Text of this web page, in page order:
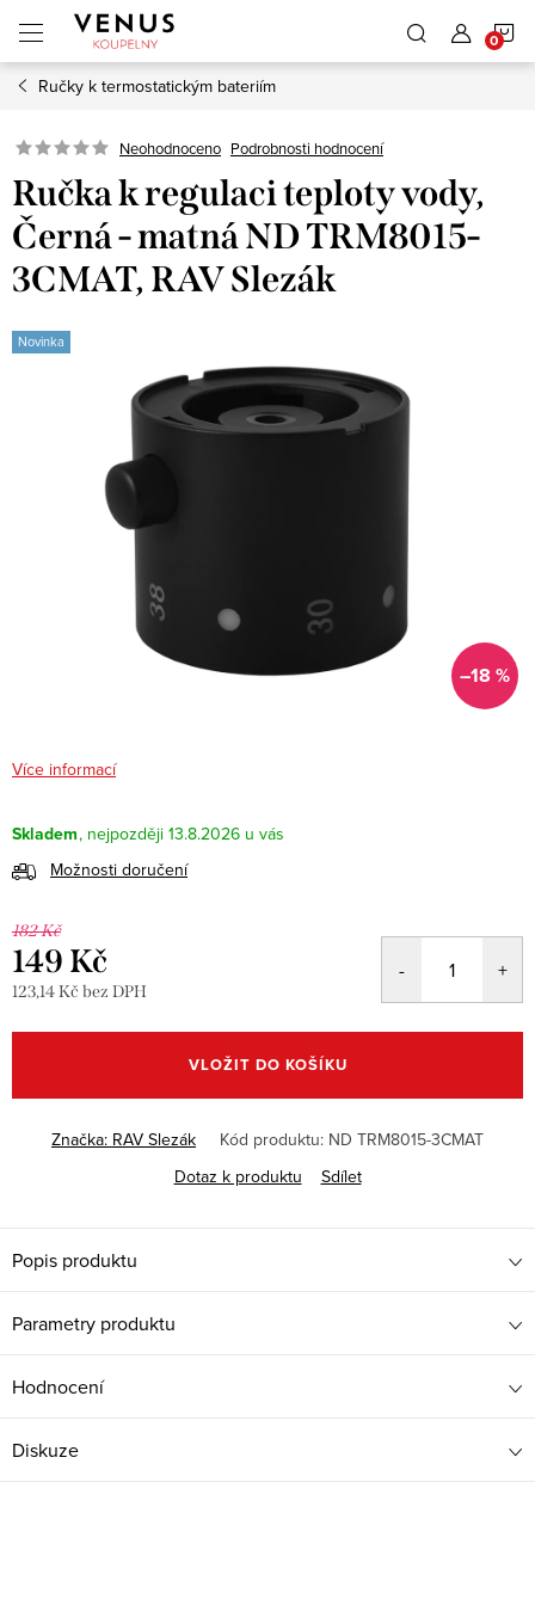
obsah
Ručky k termostatickým bateriím
Neohodnoceno Podrobnosti hodnocení
Ručka k regulaci teploty vody,
Černá - matná ND TRM8015-
3CMAT, RAV Slezák
Novinka
–18 %
Více informací
Skladem
13.8.2026
Možnosti doručení
182 Kč
149 Kč
123,14 Kč bez DPH
cena:
VLOŽIT DO KOŠÍKU
Značka: RAV Slezák Kód produktu: ND TRM8015-3CMAT
Dotaz k produktu
Sdílet
Popis produktu
Parametry produktu
Hodnocení
Diskuze